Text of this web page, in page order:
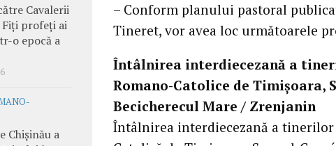
– Conform planului pastoral
Tineret, vor avea loc următoarele
Întâlnirea interdiecezană a
Romano-Catolice de Timișoara,
Becicherecul Mare / Zrenjanin
Întâlnirea interdiecezană a tinerilor
Cavalerii
profeți ai
o epocă a
Chișinău a